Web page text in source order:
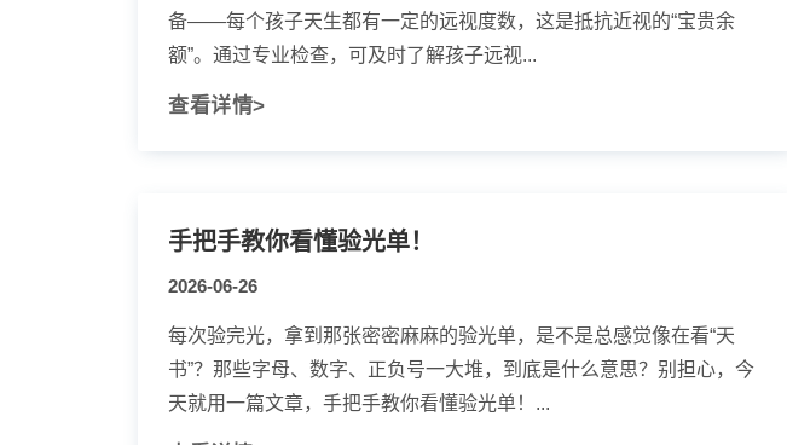
备——每个孩子天生都有一定的远视度数，这是抵抗近视的“宝贵余
额”。通过专业检查，可及时了解孩子远视...
查看详情>
手把手教你看懂验光单！
2026-06-26
每次验完光，拿到那张密密麻麻的验光单，是不是总感觉像在看“天
书”？那些字母、数字、正负号一大堆，到底是什么意思？别担心，今
天就用一篇文章，手把手教你看懂验光单！...